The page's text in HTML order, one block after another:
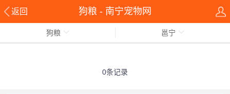
返回 狗粮 - 南宁宠物网
狗粮 邕宁
0条记录